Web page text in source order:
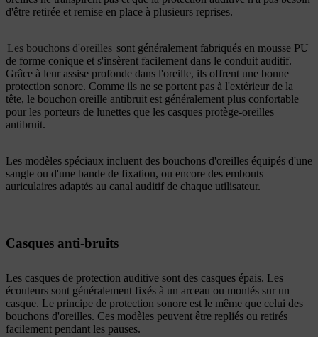
d'être retirée et remise en place à plusieurs reprises.
Les bouchons d'oreilles sont généralement fabriqués en mousse PU
de forme conique et s'insèrent facilement dans le conduit auditif.
Grâce à leur assise profonde dans l'oreille, ils offrent une bonne
protection sonore. Comme ils ne se portent pas à l'extérieur de la
tête, le bouchon oreille antibruit est généralement plus confortable
pour les porteurs de lunettes que les casques protège-oreilles
antibruit.
Les modèles spéciaux incluent des bouchons d'oreilles équipés d'une
sangle ou d'une bande de fixation, ou encore des embouts
auriculaires adaptés au canal auditif de chaque utilisateur.
Casques anti-bruits
Les casques de protection auditive sont des casques épais. Les
écouteurs sont généralement fixés à un arceau ou montés sur un
casque. Le principe de protection sonore est le même que celui des
bouchons d'oreilles. Ces modèles peuvent être repliés ou retirés
facilement pendant les pauses.